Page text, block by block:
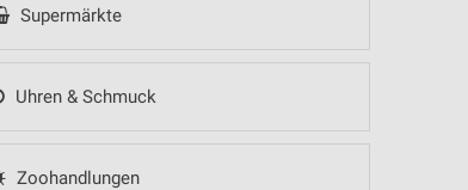
Supermärkte
Uhren & Schmuck
Zoohandlungen